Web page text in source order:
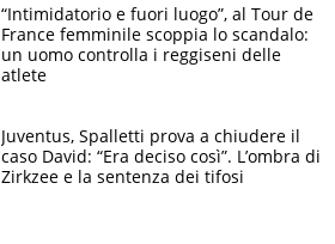
“Intimidatorio e fuori luogo”, al Tour de
France femminile scoppia lo scandalo:
un uomo controlla i reggiseni delle
atlete
Juventus, Spalletti prova a chiudere il
caso David: “Era deciso così”. L’ombra di
Zirkzee e la sentenza dei tifosi